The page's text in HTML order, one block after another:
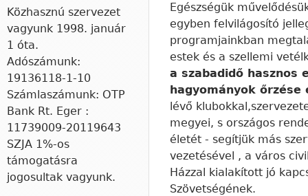
Egészségük
egyben felvilágosító
programjainkban
estek és a szellemi
a szabadidő hasznos
hagyományok őrzése
lévő
megyei, s országos
életét - segítjük más
vezetésével , a város
Házzal kialakított jó
Szövetségének.
Közhasznú szervezet
vagyunk 1998. január
1 óta.
Adószámunk:
19136118-1-10
Számlaszámunk: OTP
Bank Rt. Eger :
11739009-20119643
​SZJA 1%-os
támogatásra
jogosultak vagyunk.